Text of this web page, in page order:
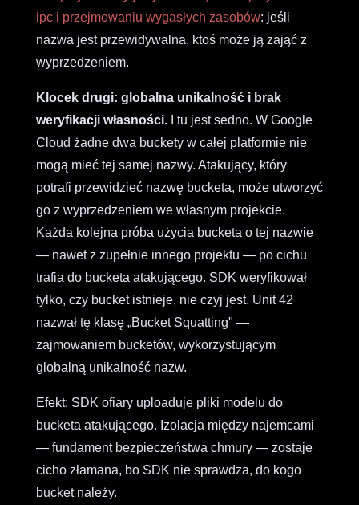
ipc i przejmowaniu wygasłych zasobów: jeśli
nazwa jest przewidywalna, ktoś może ją zająć z
wyprzedzeniem.
Klocek drugi: globalna unikalność i brak
weryfikacji własności.I tu jest sedno. W Google
Cloud żadne dwa buckety w całej platformie nie
mogą mieć tej samej nazwy. Atakujący, który
potrafi przewidzieć nazwę bucketa, może utworzyć
go z wyprzedzeniem we własnym projekcie.
Każda kolejna próba użycia bucketa o tej nazwie
— nawet z zupełnie innego projektu — po cichu
trafia do bucketa atakującego. SDK weryfikował
tylko, czy bucket istnieje, nie czyj jest. Unit 42
nazwał tę klasę „Bucket Squatting" —
zajmowaniem bucketów, wykorzystującym
globalną unikalność nazw.
Efekt: SDK ofiary uploaduje pliki modelu do
bucketa atakującego. Izolacja między najemcami
— fundament bezpieczeństwa chmury — zostaje
cicho złamana, bo SDK nie sprawdza, do kogo
bucket należy.